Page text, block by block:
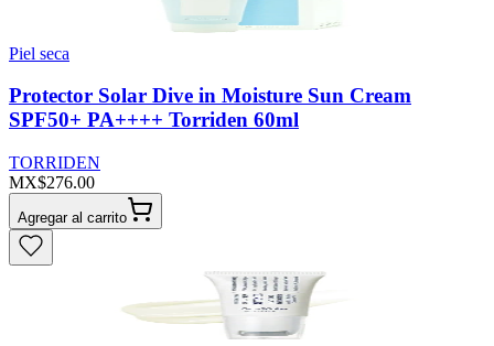
Piel seca
Protector Solar Dive in Moisture Sun Cream
SPF50+ PA++++ Torriden 60ml
TORRIDEN
MX$276.00
Agregar al carrito